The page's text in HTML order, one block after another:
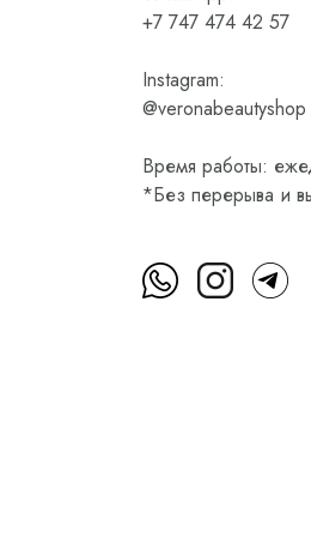
+7 747 474 42 57
Instagram:
@veronabeautyshop
Время работы:
*Без перерыва и